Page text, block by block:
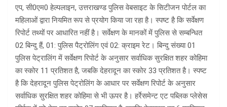
एप, सी0एम0 हेल्पलाइन, उत्तराखण्ड पुलिस वेबसाइट के सिटीजन पोर्टल का
महिलाओं द्वारा नियमित रूप से प्रयोग किया जा रहा है। स्पष्ट है कि सर्वेक्षण
रिपोर्ट तथ्यों पर आधारित नहीं है। सर्वेक्षण के मानकों में पुलिस से सम्बन्धित
02 बिन्दु हैं, 01: पुलिस पैट्रोलिंग एवं 02: क्राइम रेट। बिन्दु संख्या 01
पुलिस पेट्रालिंग में सर्वेक्षण रिपोर्ट के अनुसार सर्वाधिक सुरक्षित शहर कोहिमा
का स्कोर 11 प्रतिशत है, जबकि देहरादून का स्कोर 33 प्रतिशत है। स्पष्ट
है कि देहरादून पुलिस पेट्रोलिंग के आधार पर सर्वेक्षण रिपोर्ट के अनुसार
सर्वाधिक सुरक्षित शहर कोहिमा से भी ऊपर है। हर्रेसमेन्ट एट पब्लिक प्लेसेस